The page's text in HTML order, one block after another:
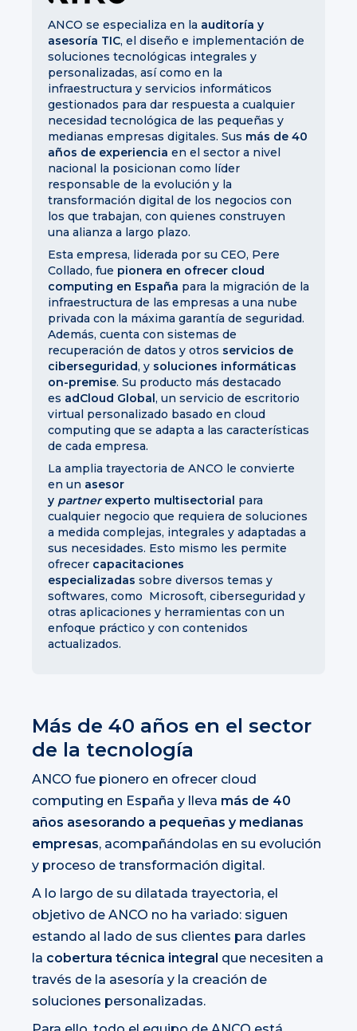
ANCO se especializa en la auditoría y
asesoría TIC, el diseño e implementación de
soluciones tecnológicas integrales y
personalizadas, así como en la
infraestructura y servicios informáticos
gestionados para dar respuesta a cualquier
necesidad tecnológica de las pequeñas y
medianas empresas digitales. Sus más de 40
años de experiencia en el sector a nivel
nacional la posicionan como líder
responsable de la evolución y la
transformación digital de los negocios con
los que trabajan, con quienes construyen
una alianza a largo plazo.
Esta empresa, liderada por su CEO, Pere
Collado, fue pionera en ofrecer cloud
computing en España para la migración de la
infraestructura de las empresas a una nube
privada con la máxima garantía de seguridad.
Además, cuenta con sistemas de
recuperación de datos y otros servicios de
ciberseguridad, y soluciones informáticas
on-premise. Su producto más destacado
es adCloud Global, un servicio de escritorio
virtual personalizado basado en cloud
computing que se adapta a las características
de cada empresa.
La amplia trayectoria de ANCO le convierte
en un asesor
y partnerexperto multisectorial para
cualquier negocio que requiera de soluciones
a medida complejas, integrales y adaptadas a
sus necesidades. Esto mismo les permite
ofrecer capacitaciones
especializadas sobre diversos temas y
softwares, como Microsoft, ciberseguridad y
otras aplicaciones y herramientas con un
enfoque práctico y con contenidos
actualizados.
Más de 40 años en el sector
de la tecnología
ANCO fue pionero en ofrecer cloud
computing en España y lleva más de 40
años asesorando a pequeñas y medianas
empresas, acompañándolas en su evolución
y proceso de transformación digital.
A lo largo de su dilatada trayectoria, el
objetivo de ANCO no ha variado: siguen
estando al lado de sus clientes para darles
la cobertura técnica integral que necesiten a
través de la asesoría y la creación de
soluciones personalizadas.